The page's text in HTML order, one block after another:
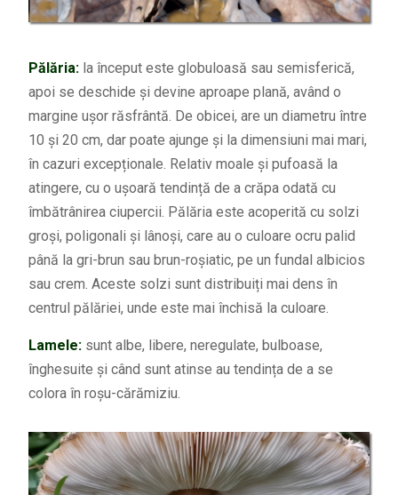
Pălăria: la început este globuloasă sau semisferică,
apoi se deschide și devine aproape plană, având o
margine ușor răsfrântă. De obicei, are un diametru între
10 și 20 cm, dar poate ajunge și la dimensiuni mai mari,
în cazuri excepționale. Relativ moale și pufoasă la
atingere, cu o ușoară tendință de a crăpa odată cu
îmbătrânirea ciupercii. Pălăria este acoperită cu solzi
groși, poligonali și lânoși, care au o culoare ocru palid
până la gri-brun sau brun-roșiatic, pe un fundal albicios
sau crem. Aceste solzi sunt distribuiți mai dens în
centrul pălăriei, unde este mai închisă la culoare.
Lamele:sunt albe, libere, neregulate, bulboase,
înghesuite și când sunt atinse au tendința de a se
colora în roșu-cărămiziu.